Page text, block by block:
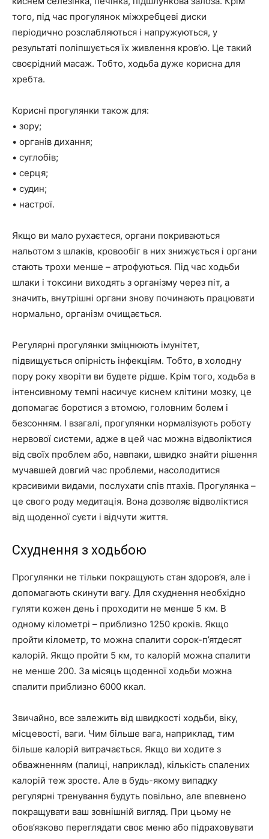
того, під час прогулянок міжхребцеві диски
періодично розслабляються і напружуються, у
результаті поліпшується їх живлення кров’ю. Це такий
своєрідний масаж. Тобто, ходьба дуже корисна для
хребта.
Корисні прогулянки також для:
• зору;
• органів дихання;
• суглобів;
• серця;
• судин;
• настрої.
Якщо ви мало рухаєтеся, органи покриваються
нальотом з шлаків, кровообіг в них знижується і органи
стають трохи менше – атрофуються. Під час ходьби
шлаки і токсини виходять з організму через піт, а
значить, внутрішні органи знову починають працювати
нормально, організм очищається.
Регулярні прогулянки зміцнюють імунітет,
підвищується опірність інфекціям. Тобто, в холодну
пору року хворіти ви будете рідше. Крім того, ходьба в
інтенсивному темпі насичує киснем клітини мозку, це
допомагає боротися з втомою, головним болем і
безсонням. І взагалі, прогулянки нормалізують роботу
нервової системи, адже в цей час можна відволіктися
від своїх проблем або, навпаки, швидко знайти рішення
мучавшей довгий час проблеми, насолодитися
красивими видами, послухати спів птахів. Прогулянка –
це свого роду медитація. Вона дозволяє відволіктися
від щоденної суєти і відчути життя.
Схуднення з ходьбою
Прогулянки не тільки покращують стан здоров’я, але і
допомагають скинути вагу. Для схуднення необхідно
гуляти кожен день і проходити не менше 5 км. В
одному кілометрі – приблизно 1250 кроків. Якщо
пройти кілометр, то можна спалити сорок-п’ятдесят
калорій. Якщо пройти 5 км, то калорій можна спалити
не менше 200. За місяць щоденної ходьби можна
спалити приблизно 6000 ккал.
Звичайно, все залежить від швидкості ходьби, віку,
місцевості, ваги. Чим більше вага, наприклад, тим
більше калорій витрачається. Якщо ви ходите з
обважненням (палиці, наприклад), кількість спалених
калорій теж зросте. Але в будь-якому випадку
регулярні тренування будуть повільно, але впевнено
покращувати ваш зовнішній вигляд. При цьому не
обов’язково переглядати своє меню або підраховувати